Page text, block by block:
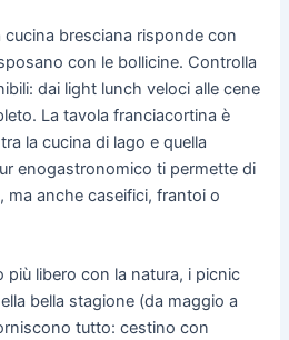
cucina bresciana risponde con
con le bollicine. Controlla
dai light lunch veloci alle cene
La tavola franciacortina è
la cucina di lago e quella
enogastronomico ti permette di
ma anche caseifici, frantoi o
più libero con la natura, i picnic
bella stagione (da maggio a
tutto: cestino con